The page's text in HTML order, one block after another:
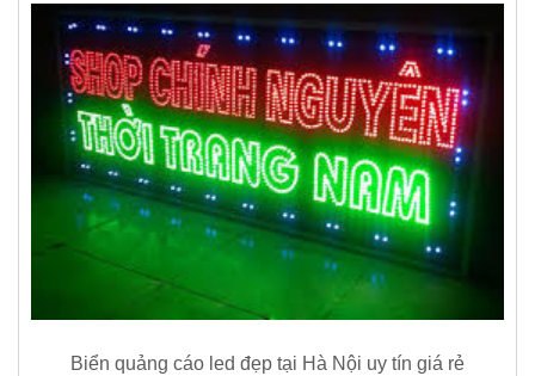
Biển quảng cáo led đẹp tại Hà Nội uy tín giá rẻ